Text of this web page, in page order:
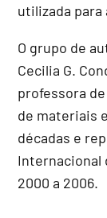
utilizada para
O grupo de
Cecilia G.
professora
de materiais
décadas e
Internacional
2000 a 2006.